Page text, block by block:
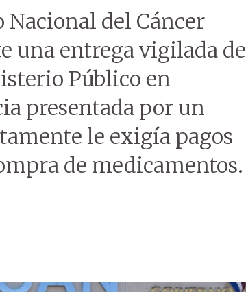
del Cáncer
una entrega vigilada de
Público en
presentada por un
le exigía pagos
de medicamentos.